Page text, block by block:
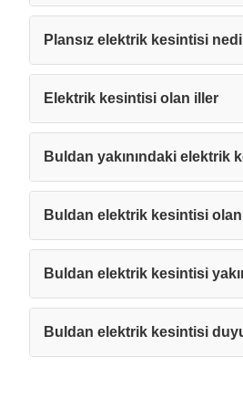
Plansız elektrik kesintisi
Elektrik kesintisi olan iller
Buldan yakınındaki elektrik
Buldan elektrik kesintisi
Buldan elektrik kesintisi
Buldan elektrik kesintisi